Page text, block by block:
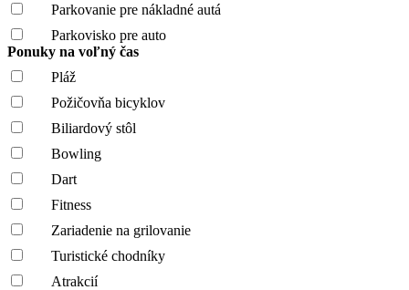
Parkovanie pre nákladné autá
Parkovisko pre auto
Ponuky na voľný čas
Pláž
Požičovňa bicyklov
Biliardový stôl
Bowling
Dart
Fitness
Zariadenie na grilovanie
Turistické chodníky
Atrakcií